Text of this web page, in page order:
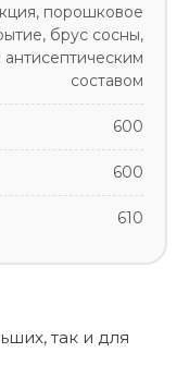
порошковое
брус сосны,
составом
600
600
610
так и для